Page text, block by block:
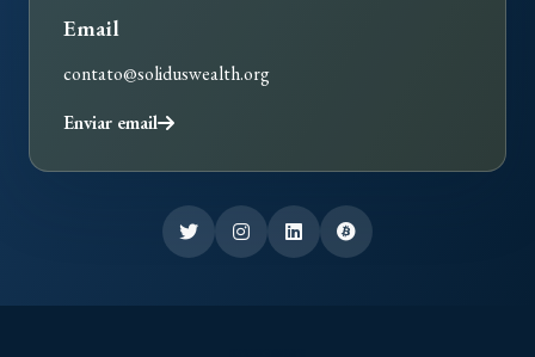
Email
contato@soliduswealth.org
Enviar email